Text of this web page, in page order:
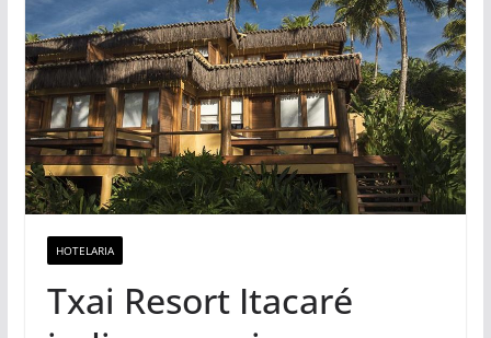
HOTELARIA
Txai Resort Itacaré